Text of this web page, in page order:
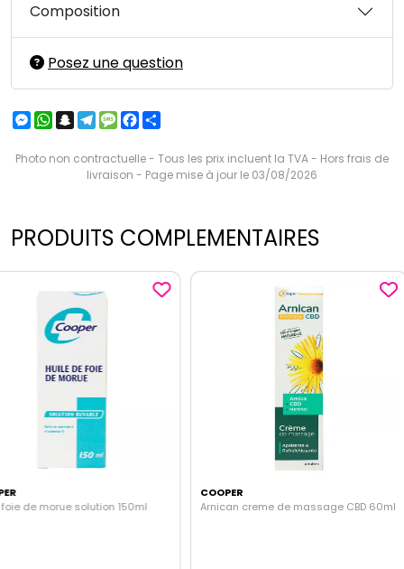
Composition
Posez une question
Messenger
WhatsApp
Snapchat
Telegram
MessageFacebook
Photo non contractuelle - Tous les prix incluent la TVA - Hors frais de
livraison - Page mise à jour le 03/08/2026
PRODUITS COMPLEMENTAIRES
Arnican creme de massage CBD 60ml
Poire lavement à embout effilé